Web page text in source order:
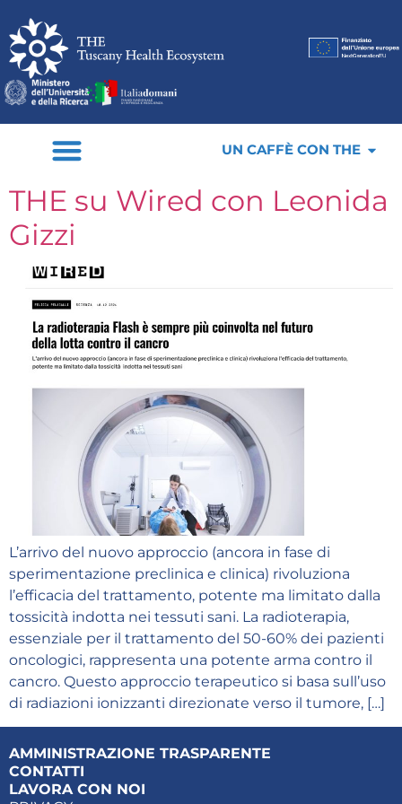
UN CAFFÈ CON THE
THE su Wired con Leonida
Gizzi
L’arrivo del nuovo approccio (ancora in fase di
sperimentazione preclinica e clinica) rivoluziona
l’efficacia del trattamento, potente ma limitato dalla
tossicità indotta nei tessuti sani. La radioterapia,
essenziale per il trattamento del 50-60% dei pazienti
oncologici, rappresenta una potente arma contro il
cancro. Questo approccio terapeutico si basa sull’uso
di radiazioni ionizzanti direzionate verso il tumore, […]
AMMINISTRAZIONE TRASPARENTE
CONTATTI
LAVORA CON NOI